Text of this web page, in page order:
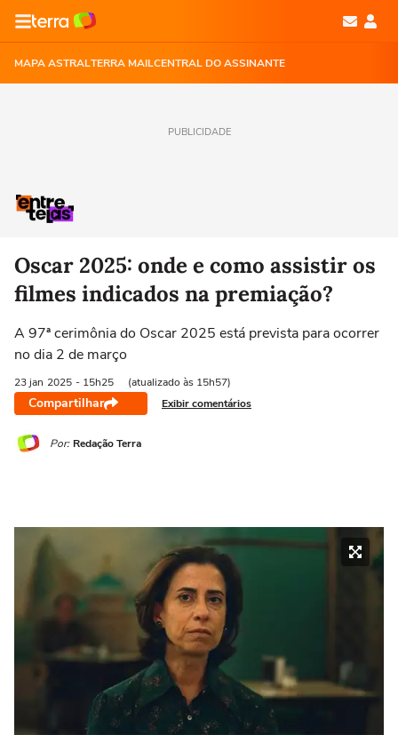
MAPA ASTRALTERRA MAILCENTRAL DO ASSINANTE
PUBLICIDADE
Oscar 2025: onde e como assistir os
filmes indicados na premiação?
A 97ª cerimônia do Oscar 2025 está prevista para ocorrer
no dia 2 de março
23 jan 2025 - 15h25 (atualizado às 15h57)
Compartilhar Exibir comentários
Por: Redação Terra